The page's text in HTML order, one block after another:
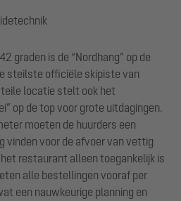
graden is de “Nordhang” op de
steilste officiële skipiste van
locatie stelt ook het
op de top voor grote uitdagingen.
moeten de huurders een
vinden voor de afvoer van vettig
restaurant alleen toegankelijk is
alle bestellingen vooraf per
een nauwkeurige planning en